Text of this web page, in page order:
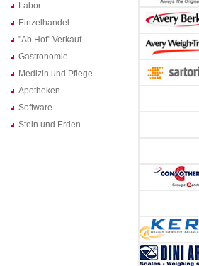
Labor
Einzelhandel
"Ab Hof" Verkauf
Gastronomie
Medizin und Pflege
Apotheken
Software
Stein und Erden